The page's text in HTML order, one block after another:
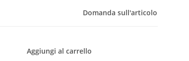
Domanda sull'articolo
Aggiungi al carrello